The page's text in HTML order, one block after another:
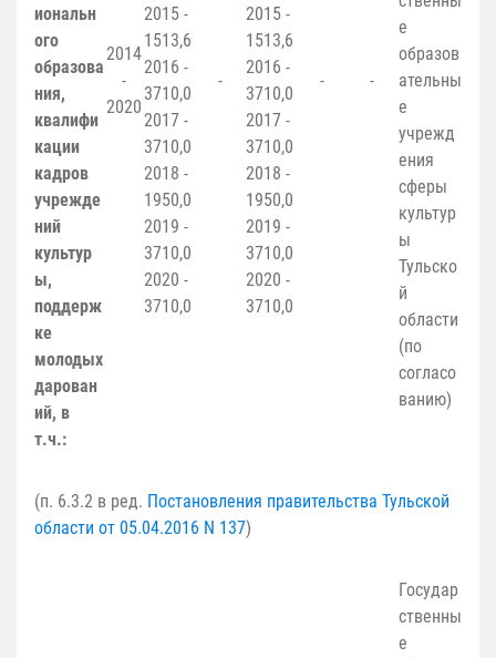
иональн
ого
образова
ния,
квалифи
кации
кадров
учрежде
ний
культур
ы,
поддерж
ке
молодых
дарован
ий, в
т.ч.:
2014
-
2020
2015 -
1513,6
2016 -
3710,0
2017 -
3710,0
2018 -
1950,0
2019 -
3710,0
2020 -
3710,0
-
2015 -
1513,6
2016 -
3710,0
2017 -
3710,0
2018 -
1950,0
2019 -
3710,0
2020 -
3710,0
- -
е
образов
ательны
е
учрежд
ения
сферы
культур
ы
Тульско
й
области
(по
согласо
ванию)
(п. 6.3.2 в ред. Постановления правительства Тульской
области от 05.04.2016 N 137)
Государ
ственны
е